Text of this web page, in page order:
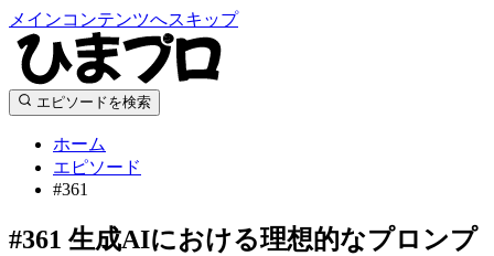
メインコンテンツへスキップ
エピソードを検索
ホーム
エピソード
#361
#361 生成AIにおける理想的なプロンプ